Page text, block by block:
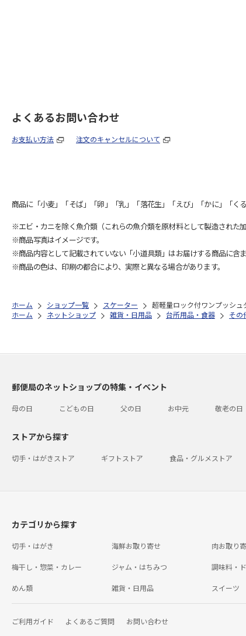
よくあるお問い合わせ
お支払い方法 注文のキャンセルについて
商品に「小麦」「そば」「卵」「乳」「落花生」「えび」「かに」「く
※エビ・カニを除く魚介類（これらの魚介類を原材料として製造された
※商品写真はイメージです。
※商品内容として記載されていない「小道具類」はお届けする商品に含ま
※商品の色は、印刷の都合により、実際と異なる場合があります。
ホーム ショップ一覧 スケーター
超軽量ロック付ワンプッシ
ホーム
ネットショップ 雑貨・日用品 台所用品・食器 その
郵便局のネットショップの特集・イベント
母の日 こどもの日 父の日 お中元 敬老の日
ストアから探す
切手・はがきストア ギフトストア 食品・グルメストア
カテゴリから探す
切手・はがき 海鮮お取り寄せ 肉お取り
梅干し・惣菜・カレー ジャム・はちみつ 調味料・
めん類 雑貨・日用品 スイーツ
ご利用ガイド よくあるご質問 お問い合わせ